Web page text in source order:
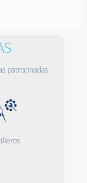
patrocinadas